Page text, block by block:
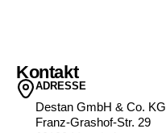
Kontakt
ADRESSE
Destan GmbH & Co. KG
Franz-Grashof-Str. 29